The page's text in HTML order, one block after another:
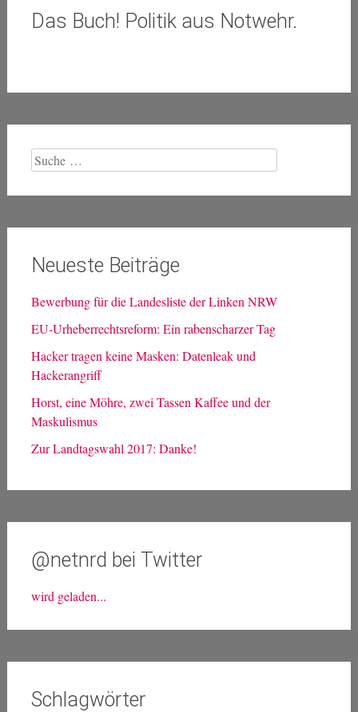
Das Buch! Politik aus Notwehr.
Suche
nach:
Neueste Beiträge
Bewerbung für die Landesliste der Linken NRW
EU-Urheberrechtsreform: Ein rabenscharzer Tag
Hacker tragen keine Masken: Datenleak und
Hackerangriff
Horst, eine Möhre, zwei Tassen Kaffee und der
Maskulismus
Zur Landtagswahl 2017: Danke!
@netnrd bei Twitter
wird geladen...
Schlagwörter